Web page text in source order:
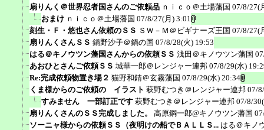
扇りんく＠世界忍者国さんのご依頼品 ｎｉｃｏ＠土場藩国 07/8/27(
おまけ ｎｉｃｏ＠土場藩国 07/8/27(月) 3:01
刻生・Ｆ・悠也さん依頼のＳＳ ＳＷ－Ｍ＠ビギナーズ王国 07/8/27(
扇りんくさんＳＳ 鍋野沙子＠鍋の国 07/8/28(火) 19:53
はる＠キノウツン藩国さんからの依頼ＳＳ 浅田＠キノウツン藩国
あおひとさんご依頼ＳＳ 城華一郎＠レンジャー連邦 07/8/29(水)
Re:完成依頼物置き場２ 猫野和錆＠玄霧藩国 07/8/29(水) 20:34
くま様からのご依頼の イラスト 萩野むつき＠レンジャー連邦 07/
すみません 一部訂正です 萩野むつき＠レンジャー連邦 07/8/
扇りんくさんのＳＳ完成しました。
高原鋼一郎@キノウツン藩国
ソーニャ様からの依頼ＳＳ（夜明けの船でＢＡＬＬＳ... はる＠キノ